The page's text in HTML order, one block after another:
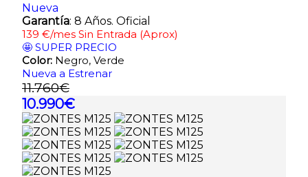
Nueva
Garantía: 8 Años. Oficial
139 €/mes Sin Entrada (Aprox)
🤩 SUPER PRECIO
Color: Negro, Verde
Nueva a Estrenar
11.760€
10.990€